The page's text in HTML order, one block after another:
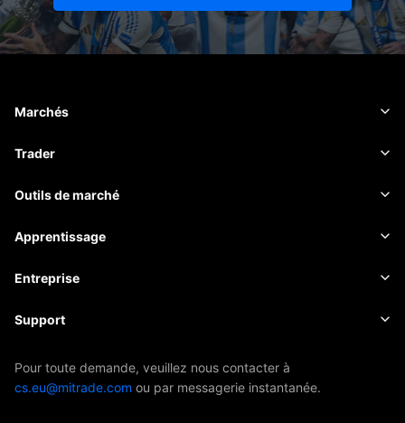
Marchés
Forex
Matières premières
Trader
Plateforme de trading
Gestion des risques
Outils de marché
Calendrier économique
Actualités
Apprentissage
Principes de base
EBook
Entreprise
À propos de Mitrade
Nos distinctions
Support
Centre d'aide
Pour toute demande, veuillez nous contacter à
cs.eu@mitrade.com ou par messagerie instantanée.